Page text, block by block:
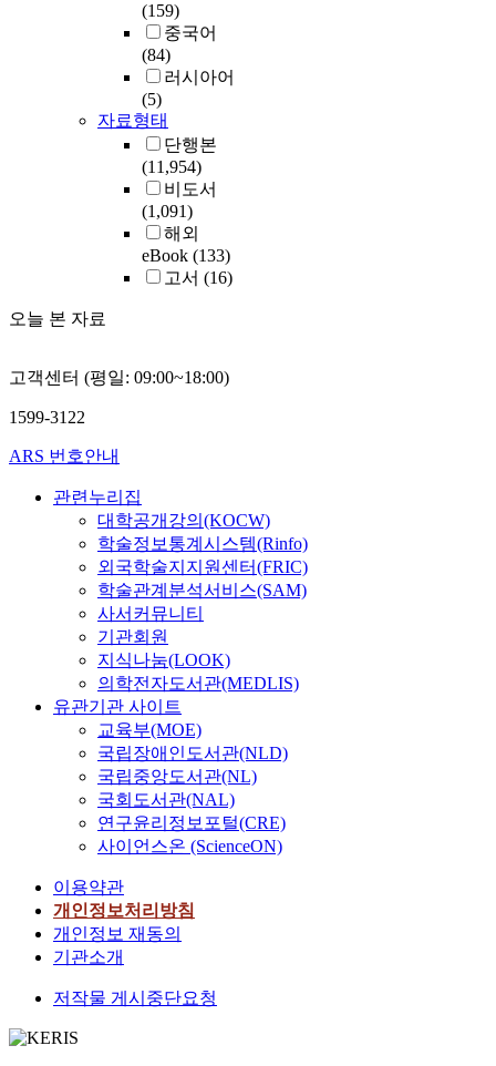
(159)
중국어
(84)
러시아어
(5)
자료형태
단행본
(11,954)
비도서
(1,091)
해외
eBook (133)
고서 (16)
오늘 본 자료
고객센터 (평일: 09:00~18:00)
1599-3122
ARS 번호안내
관련누리집
대학공개강의(KOCW)
학술정보통계시스템(Rinfo)
외국학술지지원센터(FRIC)
학술관계분석서비스(SAM)
사서커뮤니티
기관회원
지식나눔(LOOK)
의학전자도서관(MEDLIS)
유관기관 사이트
교육부(MOE)
국립장애인도서관(NLD)
국립중앙도서관(NL)
국회도서관(NAL)
연구윤리정보포털(CRE)
사이언스온 (ScienceON)
이용약관
개인정보처리방침
개인정보 재동의
기관소개
저작물 게시중단요청